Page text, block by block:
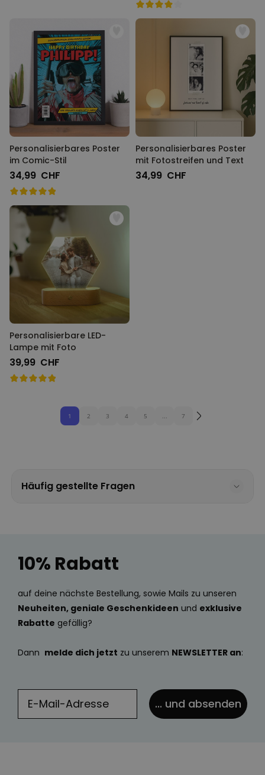
Personalisierbares Poster
im Comic-Stil
34,99 CHF
Personalisierbares Poster
mit Fotostreifen und Text
34,99 CHF
Personalisierbare LED-
Lampe mit Foto
39,99 CHF
1 2 3 4 5 ... 7
Häufig gestellte Fragen
10% Rabatt
auf deine nächste Bestellung, sowie Mails zu unseren
Neuheiten, geniale Geschenkideen und exklusive
Rabatte gefällig?
Dann melde dich jetzt zu unserem NEWSLETTER an:
... und absenden